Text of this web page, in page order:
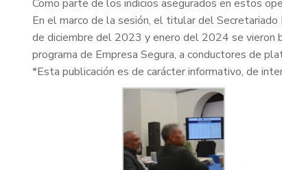
Como parte de los indicios asegurados en estos
En el marco de la sesión, el titular del
de diciembre del 2023 y enero del 2024 se vieron
programa de Empresa Segura, a conductores de
*Esta publicación es de carácter informativo, de